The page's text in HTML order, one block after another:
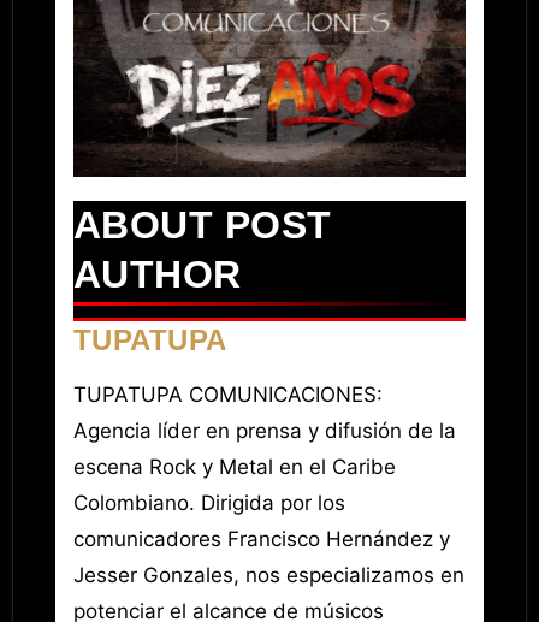
ABOUT POST
AUTHOR
TUPATUPA
TUPATUPA COMUNICACIONES:
Agencia líder en prensa y difusión de la
escena Rock y Metal en el Caribe
Colombiano. Dirigida por los
comunicadores Francisco Hernández y
Jesser Gonzales, nos especializamos en
potenciar el alcance de músicos